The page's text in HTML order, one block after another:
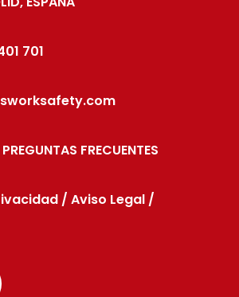
701
PREGUNTAS FRECUENTES
/ Aviso Legal /